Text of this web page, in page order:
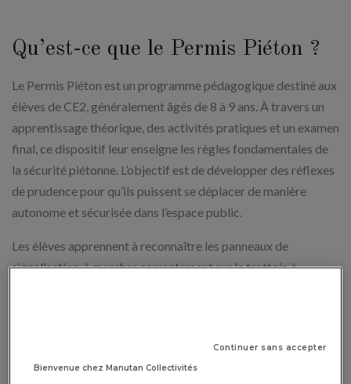
Qu’est-ce que le Permis Piéton ?
Le Permis Piéton est un programme pédagogique destiné aux
élèves de CE2, généralement âgés de 8 à 9 ans. À travers un
apprentissage théorique, des activités pratiques et un examen
final, ce dispositif leur enseigne les règles fondamentales de
la sécurité piétonne. L’objectif est de développer des réflexes
de prudence pour qu’ils puissent se déplacer de manière
autonome et sécurisée dans l’espace public.
Les élèves apprennent à reconnaître les panneaux de
signalisation, à marcher correctement sur le trottoir, à
leur attestation officielle du Permis Piéton, souvent remise
lors d’une cérémonie en classe.
Continuer sans accepter
Bienvenue chez Manutan Collectivités